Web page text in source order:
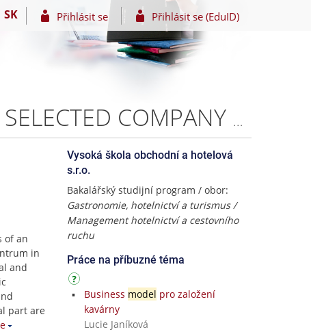
SK Přihlásit se Přihlásit se (EduID)
ANALYSIS OF THE EXTERNAL ENVIRONMENT OF THE SELECTED COMPANY – Maria Gracheva
of an
in
and
part are
Vysoká škola obchodní a hotelová
s.r.o.
Bakalářský studijní program / obor:
Gastronomie, hotelnictví a turismus /
Management hotelnictví a cestovního
ruchu
Práce na příbuzné téma
Business model pro založení
kavárny
Lucie Janíková